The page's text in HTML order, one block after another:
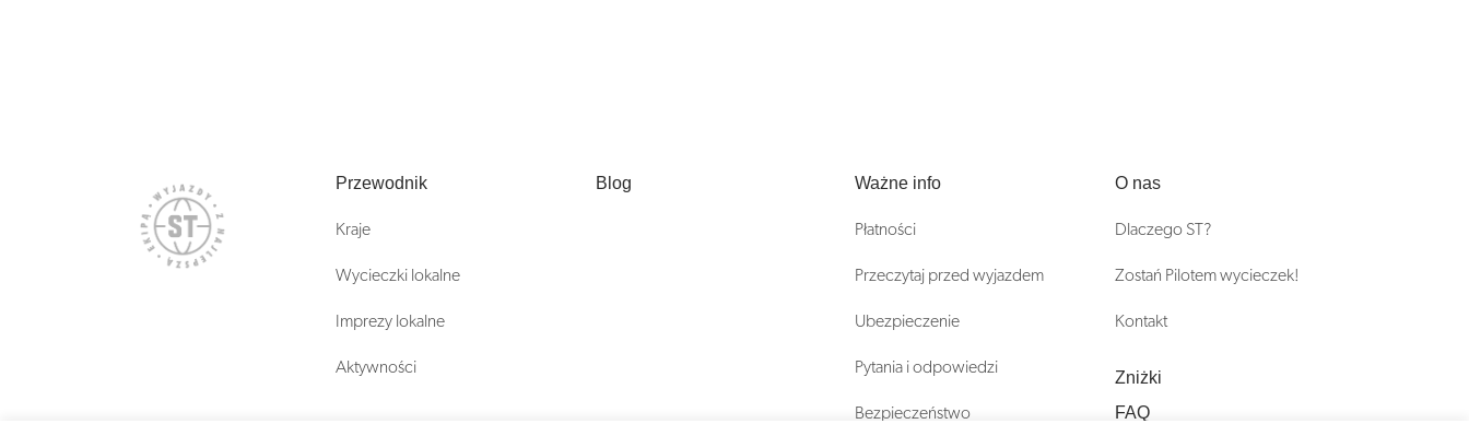
Przewodnik
Kraje
Wycieczki lokalne
Imprezy lokalne
Aktywności
Blog Ważne info
Płatności
Przeczytaj przed wyjazdem
Ubezpieczenie
Pytania i odpowiedzi
Bezpieczeństwo
O nas
Dlaczego ST?
Zostań Pilotem wycieczek!
Kontakt
Zniżki
FAQ